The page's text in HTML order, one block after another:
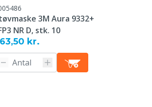
3M Aura 9332+
NR D, stk. 10
kr.